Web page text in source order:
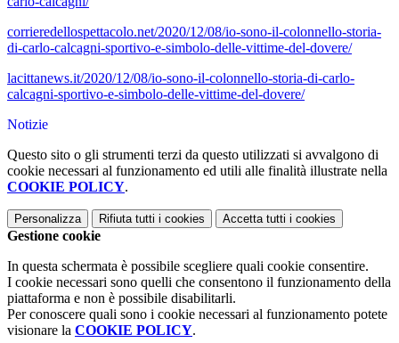
corrieredellospettacolo.net/2020/12/08/io-sono-il-colonnello-storia-
di-carlo-calcagni-sportivo-e-simbolo-delle-vittime-del-dovere/
lacittanews.it/2020/12/08/io-sono-il-colonnello-storia-di-carlo-
calcagni-sportivo-e-simbolo-delle-vittime-del-dovere/
Notizie
Questo sito o gli strumenti terzi da questo utilizzati si avvalgono di
cookie necessari al funzionamento ed utili alle finalità illustrate nella
COOKIE POLICY.
Personalizza Rifiuta tutti i cookies Accetta tutti i cookies
Gestione cookie
In questa schermata è possibile scegliere quali cookie consentire.
I cookie necessari sono quelli che consentono il funzionamento della
piattaforma e non è possibile disabilitarli.
Per conoscere quali sono i cookie necessari al funzionamento potete
visionare la COOKIE POLICY.